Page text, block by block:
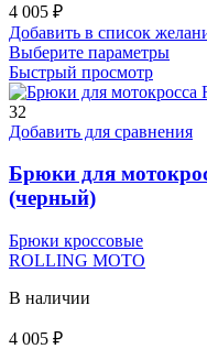
4 005 ₽
Добавить в список
Выберите параметрыЭтот
Быстрый просмотр
32
Добавить для сравнения
Брюки для
(черный)
Брюки кроссовые
ROLLING MOTO
В наличии
4 005 ₽